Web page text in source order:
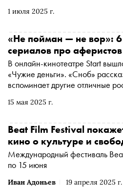
1 июля 2025 г.
о современных подростках
послушать культовые песни
их и дать свою оценку. Реакции
актуально смотрятся сегодня,
усиливается тренд на
для просмотра в онлайн-
«Кинопоиск», а также в
15 мая 2025 г.
«Не пойман — не вор»:
сериалов про аферистов
В онлайн-кинотеатре Start
«Чужие деньги». «Сноб»
вспоминает другие отличные
только отъявленные злодеи, но
мошенники
Иван Адоньев 19 апреля 2025 г.
Beat Film Festival
кино о культуре и
Международный фестиваль
по 15 июня